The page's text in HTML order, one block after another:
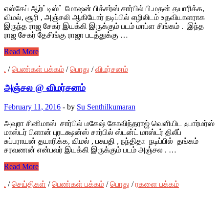
எஸ்கேப் ஆர்ட்டிஸ்ட் மோஷன் பிக்சர்ஸ் சார்பில் பி.மதன் தயாரிக்க,
விமல், சூரி , அஞ்சலி ஆகியோர் நடிப்பில் எழிலிடம் உதவியாளராக
இருந்த ராஜ சேகர் இயக்கி இருக்கும் படம் மாப்ள சிங்கம் . இந்த
ராஜ சேகர் தேசிங்கு ராஜா படத்துக்கு …
Read More
. /பெண்கள் பக்கம் /பொது /விமர்சனம்
அஞ்சல @ விமர்சனம்
February 11, 2016 - by Su Senthilkumaran
அவுரா சினிமாஸ் சார்பில் மகேஷ் கோவிந்தராஜ் வெளியிட ஃபார்மர்ஸ்
மாஸ்டர் பிளான் புரடக்ஷன்ஸ் சார்பில் ஸ்டன்ட் மாஸ்டர் திலீப்
சுப்பராயன் தயாரிக்க, விமல் , பசுபதி , நந்திதா நடிப்பில் தங்கம்
சரவணன் என்பவர் இயக்கி இருக்கும் படம் அஞ்சல . …
Read More
. /செய்திகள் /பெண்கள் பக்கம் /பொது /ரகளை பக்கம்